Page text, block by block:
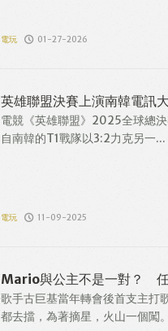
電玩 01-27-2026
英雄聯盟決賽上演南韓電訊
電競《英雄聯盟》2025全球總
自南韓的T1戰隊以3:2力克另一...
電玩 11-09-2025
Mario與公主不是一對？ 任
歌手古巨基當年轉會後首支主打
都去擋，為著摘星，火山一個闖